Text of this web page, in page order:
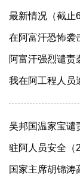
最新情况（截止
在阿富汗恐怖袭
阿富汗强烈谴责
我在阿工程人员
吴邦国温家宝谴
驻阿人员安全（
国家主席胡锦涛